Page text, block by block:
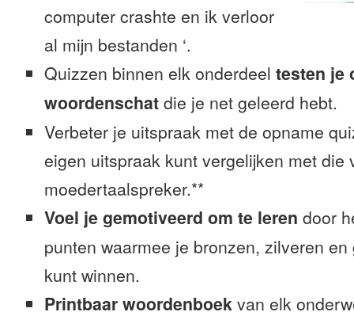
computer crashte en ik verloor
al mijn bestanden ‘.
Quizzen binnen elk onderdeel testen je
woordenschat die je net geleerd hebt.
Verbeter je uitspraak met de opname
eigen uitspraak kunt vergelijken met die
moedertaalspreker.**
Voel je gemotiveerd om te leren door
punten waarmee je bronzen, zilveren
kunt winnen.
Printbaar woordenboek van elk